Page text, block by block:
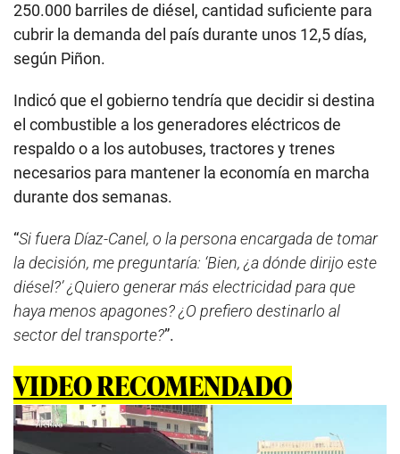
250.000 barriles de diésel, cantidad suficiente para
cubrir la demanda del país durante unos 12,5 días,
según Piñon.
Indicó que el gobierno tendría que decidir si destina
el combustible a los generadores eléctricos de
respaldo o a los autobuses, tractores y trenes
necesarios para mantener la economía en marcha
durante dos semanas.
“Si fuera Díaz-Canel, o la persona encargada de tomar
la decisión, me preguntaría: ‘Bien, ¿a dónde dirijo este
diésel?’ ¿Quiero generar más electricidad para que
haya menos apagones? ¿O prefiero destinarlo al
sector del transporte?”.
VIDEO RECOMENDADO